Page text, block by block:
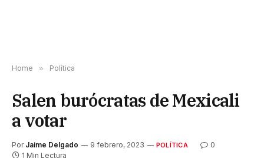
Home » Política
Salen burócratas de Mexicali
a votar
Por Jaime Delgado 9 febrero, 2023 POLÍTICA
0
1 Min Lectura